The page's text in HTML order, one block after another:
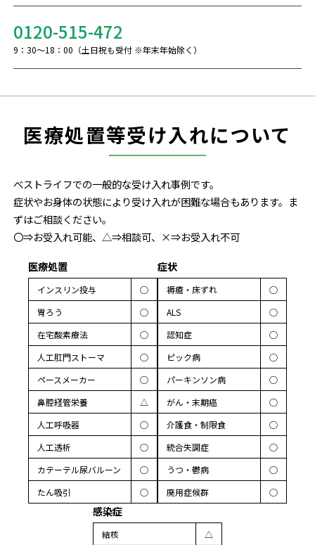
0120-515-472
9：30～18：00（土日祝も受付 ※年末年始除く）
医療処置等受け入れについて
べストライフでの一般的な受け入れ事例です。
症状やお身体の状態により受け入れが困難な場合もあります。ま
ずはご相談ください。
〇⇒お受入れ可能、△⇒相談可、×⇒お受入れ不可
医療処置
インスリン投与
◯
胃ろう
◯
在宅酸素療法
◯
人工肛門ストーマ
◯
ペースメーカー
◯
鼻腔経管栄養
△
人工呼吸器
◯
人工透析
◯
カテーテル尿バルーン
◯
たん吸引
◯
症状
褥瘡・床ずれ
◯
ALS
◯
認知症
◯
ピック病
◯
パーキンソン病
◯
がん・末期癌
◯
介護食・制限食
◯
統合失調症
◯
うつ・鬱病
◯
廃用症候群
◯
感染症
結核
△